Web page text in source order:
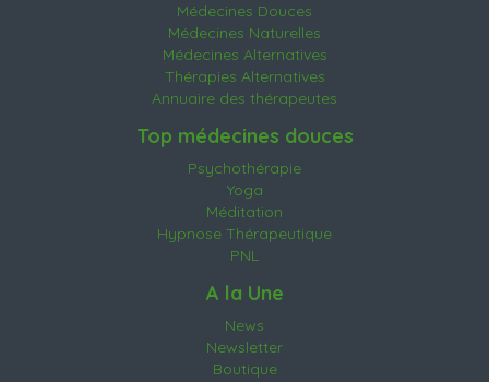
Médecines Douces
Médecines Naturelles
Médecines Alternatives
Thérapies Alternatives
Annuaire des thérapeutes
Top médecines douces
Psychothérapie
Yoga
Méditation
Hypnose Thérapeutique
PNL
A la Une
News
Newsletter
Boutique